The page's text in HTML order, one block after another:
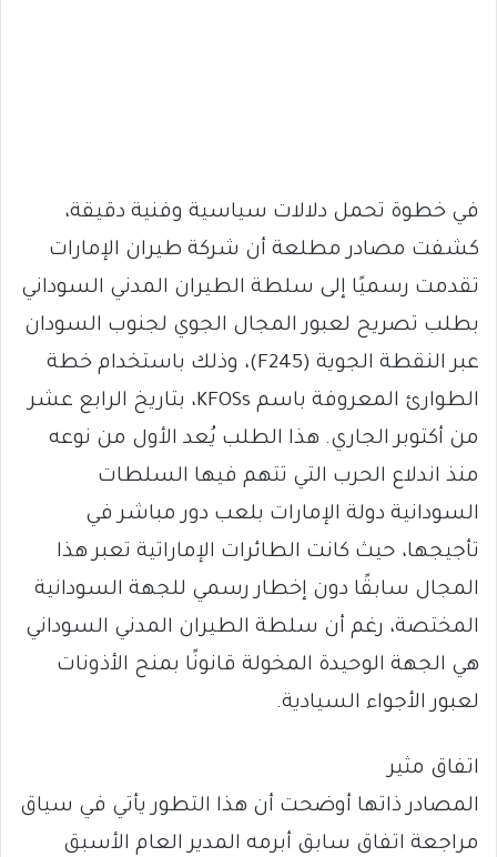
في خطوة تحمل دلالات سياسية وفنية دقيقة،
كشفت مصادر مطلعة أن شركة طيران الإمارات
تقدمت رسميًا إلى سلطة الطيران المدني السوداني
بطلب تصريح لعبور المجال الجوي لجنوب السودان
عبر النقطة الجوية (F245)، وذلك باستخدام خطة
الطوارئ المعروفة باسم KFOSs، بتاريخ الرابع عشر
من أكتوبر الجاري. هذا الطلب يُعد الأول من نوعه
منذ اندلاع الحرب التي تتهم فيها السلطات
السودانية دولة الإمارات بلعب دور مباشر في
تأجيجها، حيث كانت الطائرات الإماراتية تعبر هذا
المجال سابقًا دون إخطار رسمي للجهة السودانية
المختصة، رغم أن سلطة الطيران المدني السوداني
هي الجهة الوحيدة المخولة قانونًا بمنح الأذونات
لعبور الأجواء السيادية.
اتفاق مثير
المصادر ذاتها أوضحت أن هذا التطور يأتي في سياق
مراجعة اتفاق سابق أبرمه المدير العام الأسبق